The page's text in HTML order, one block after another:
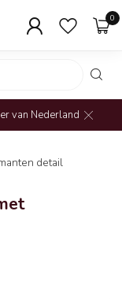
0
van Nederland
detail